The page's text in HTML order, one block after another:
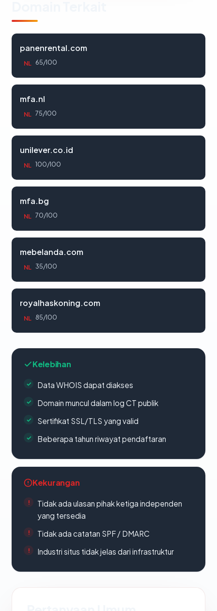
panenrental.com
NL 65/100
mfa.nl
NL 75/100
unilever.co.id
NL 100/100
mfa.bg
NL 70/100
mebelanda.com
NL 35/100
royalhaskoning.com
NL 85/100
Kelebihan
Data WHOIS dapat diakses
Domain muncul dalam log CT publik
Sertifikat SSL/TLS yang valid
Beberapa tahun riwayat pendaftaran
Kekurangan
Tidak ada ulasan pihak ketiga independen
yang tersedia
Tidak ada catatan SPF / DMARC
Industri situs tidak jelas dari infrastruktur